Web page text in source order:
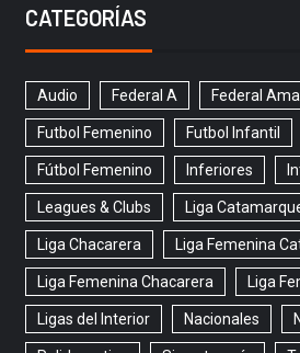
CATEGORÍAS
Audio Federal A Federal
Futbol Femenino Futbol Infantil
Fútbol Femenino Inferiores
Leagues & Clubs Liga
Liga Chacarera Liga Femenina
Liga Femenina Chacarera Liga
Ligas del Interior Nacionales